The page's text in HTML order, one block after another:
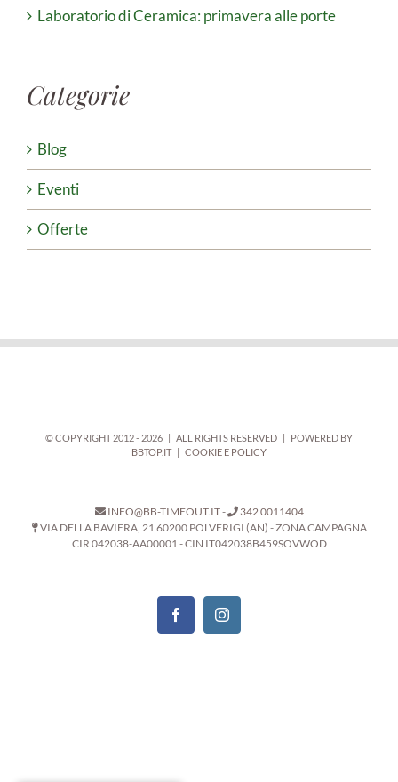
Laboratorio di Ceramica: primavera alle porte
Categorie
Blog
Eventi
Offerte
© COPYRIGHT 2012 - 2026 | ALL RIGHTS RESERVED | POWERED BY
BBTOP.IT| COOKIE E POLICY
INFO@BB-TIMEOUT.IT-
342 0011404
VIA DELLA BAVIERA, 21 60200 POLVERIGI (AN) - ZONA CAMPAGNA
CIR 042038-AA00001 - CIN IT042038B459SOVWOD